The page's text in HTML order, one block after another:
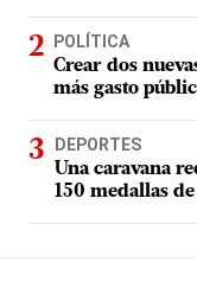
POLÍTICA
Crear dos
más gasto
DEPORTES
Una caravana
150 medallas